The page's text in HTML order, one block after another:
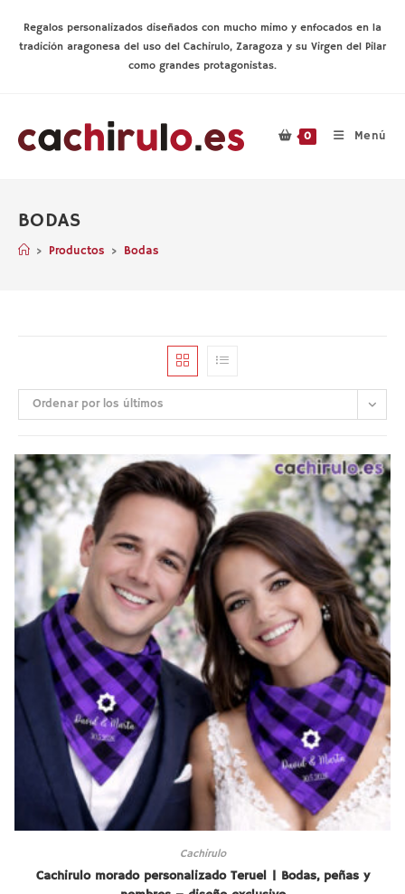
contenido
Regalos personalizados diseñados con mucho mimo y enfocados en la
tradición aragonesa del uso del Cachirulo, Zaragoza y su Virgen del Pilar
como grandes protagonistas.
0 Menú
BODAS
> Productos > Bodas
Ordenar por los últimos
Cachirulo
Cachirulo morado personalizado Teruel | Bodas, peñas y